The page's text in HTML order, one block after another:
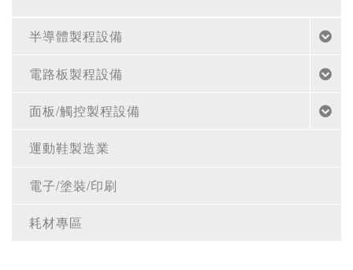
半導體製程設備
電路板製程設備
面板/觸控製程設備
運動鞋製造業
電子/塗裝/印刷
耗材專區